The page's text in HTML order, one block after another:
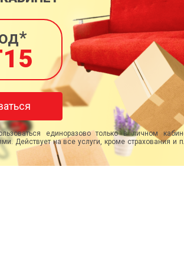
единоразово только в личном
Действует на все услуги, кроме страхования и